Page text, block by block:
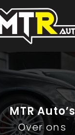
MTR Auto’s
Over ons